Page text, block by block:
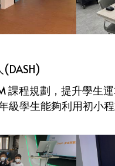
(DASH)
課程規劃，提升學生
級學生能夠利用初小